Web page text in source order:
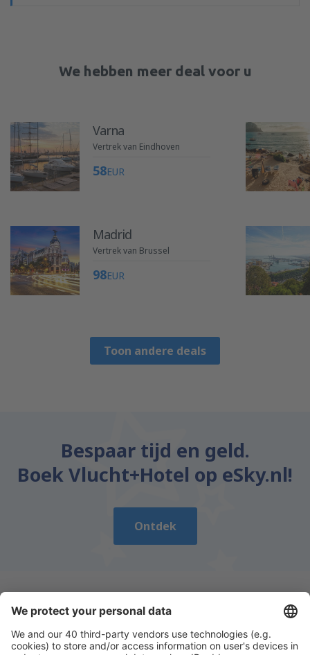
We hebben meer deal voor u
Varna
Vertrek van Eindhoven
58EUR
Madrid
Vertrek van Brussel
98EUR
Toon andere deals
Bespaar tijd en geld.
Boek Vlucht+Hotel op eSky.nl!
Ontdek